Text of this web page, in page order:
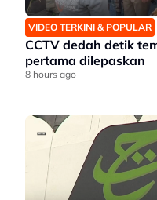
VIDEO TERKINI & POPULAR
CCTV dedah detik
pertama dilepaskan
8 hours ago